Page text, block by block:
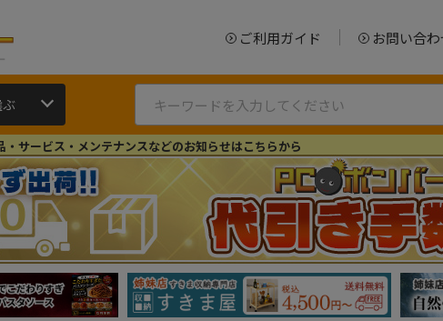
ご利用ガイド お問い合
・サービス・メンテナンスなどのお知らせはこちらから